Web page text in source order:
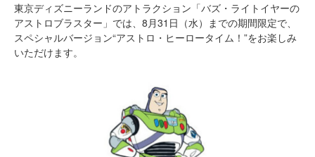
東京ディズニーランドのアトラクション「バズ・ライトイヤーの
アストロブラスター」では、8月31日（水）までの期間限定で、
スペシャルバージョン“アストロ・ヒーロータイム！”をお楽しみ
いただけます。